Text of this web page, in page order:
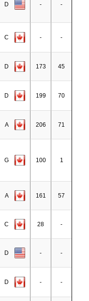
D - -
C - -
D 173 45
D 199 70
A 206 71
G 100 1
A 161 57
C 28 -
D - -
D - -